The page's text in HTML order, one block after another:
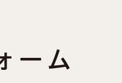
ーム